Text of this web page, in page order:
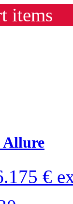
items
Allure
€